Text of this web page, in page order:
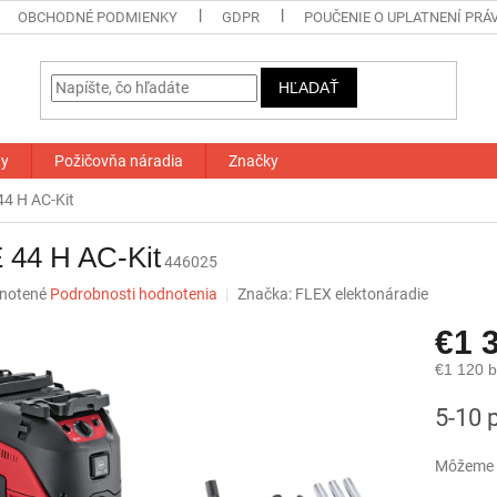
OBCHODNÉ PODMIENKY GDPR POUČENIE O UPLATNENÍ
HĽADAŤ
Požičovňa náradia Značky
H AC-Kit
44 H AC-Kit446025
Podrobnosti hodnotenia Značka: FLEX elektonáradie
€1
€1 120
cena:
5-10